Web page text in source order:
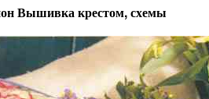
Вышивка крестом, схемы